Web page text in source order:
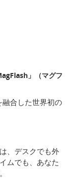
」（マグフ
融合した世界初の
、デスクでも外
ムでも、あなた